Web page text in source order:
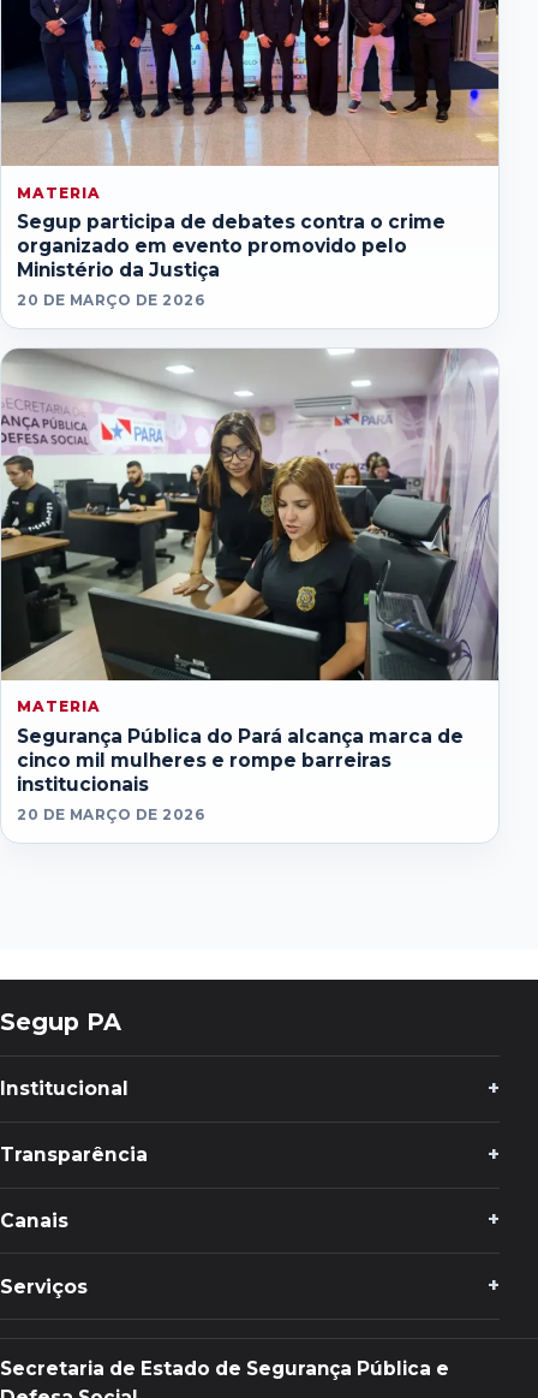
MATERIA
Segup participa de debates contra o crime
organizado em evento promovido pelo
Ministério da Justiça
20 DE MARÇO DE 2026
MATERIA
Segurança Pública do Pará alcança marca de
cinco mil mulheres e rompe barreiras
institucionais
20 DE MARÇO DE 2026
Segup PA
Institucional
Transparência
Canais
Serviços
Secretaria de Estado de Segurança Pública e